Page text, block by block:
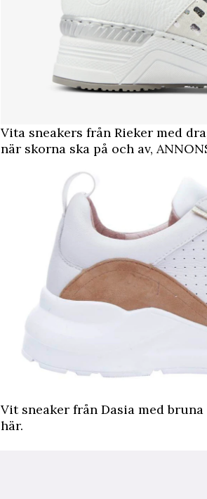
Vita sneakers från Rieker med
när skorna ska på och av,
Vit sneaker från Dasia med
här.